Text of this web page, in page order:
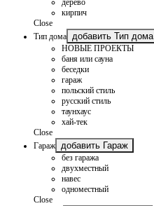
кирпич
Close
Тип дома
добавить Тип дома
НОВЫЕ ПРОЕКТЫ
баня или сауна
беседки
гараж
польский стиль
русский стиль
таунхаус
хай-тек
Close
Гараж
добавить Гараж
без гаража
двухместный
навес
одноместный
Close